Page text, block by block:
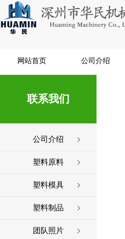
网站首页 公司介绍
联系我们
公司介绍
塑料原料
塑料模具
塑料制品
团队照片